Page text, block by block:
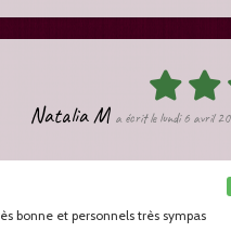
Natalia M a écrit le lundi 6 avril
bonne et personnels très sympas